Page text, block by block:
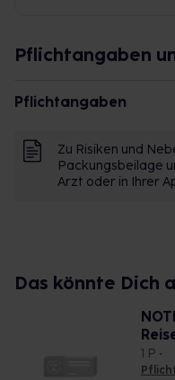
Pflichtangaben
Pflichtangaben
Zu Risiken und
Packungsbeilage
Arzt oder in Ihrer
Das könnte Dich
1 P •